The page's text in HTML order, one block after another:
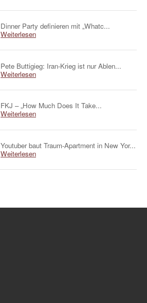
Dinner Party definieren mit „Whatc...
Weiterlesen
Pete Buttigieg: Iran-Krieg ist nur Ablen...
Weiterlesen
FKJ – „How Much Does It Take...
Weiterlesen
Youtuber baut Traum-Apartment in New Yor...
Weiterlesen